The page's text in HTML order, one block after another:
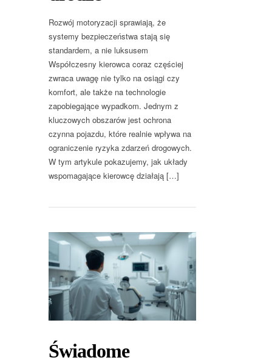
Rozwój motoryzacji sprawiają, że
systemy bezpieczeństwa stają się
standardem, a nie luksusem
Współczesny kierowca coraz częściej
zwraca uwagę nie tylko na osiągi czy
komfort, ale także na technologie
zapobiegające wypadkom. Jednym z
kluczowych obszarów jest ochrona
czynna pojazdu, które realnie wpływa na
ograniczenie ryzyka zdarzeń drogowych.
W tym artykule pokazujemy, jak układy
wspomagające kierowcę działają […]
Świadome